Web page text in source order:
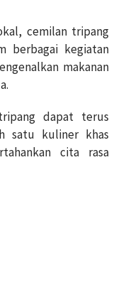
cemilan tripang
berbagai kegiatan
makanan
dapat terus
satu kuliner khas
cita rasa